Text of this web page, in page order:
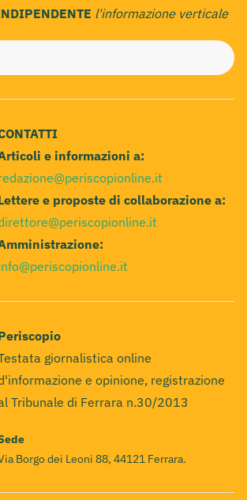
l'informazione verticale
e informazioni a:
e proposte di collaborazione a:
giornalistica online
e opinione, registrazione
Tribunale di Ferrara n.30/2013
Borgo dei Leoni 88, 44121 Ferrara.